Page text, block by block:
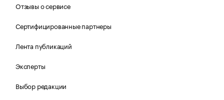
Отзывы о сервисе
Сертифицированные партнеры
Лента публикаций
Эксперты
Выбор редакции